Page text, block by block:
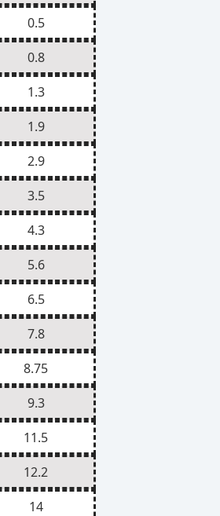
0.5
0.8
1.3
1.9
2.9
3.5
4.3
5.6
6.5
7.8
8.75
9.3
11.5
12.2
14